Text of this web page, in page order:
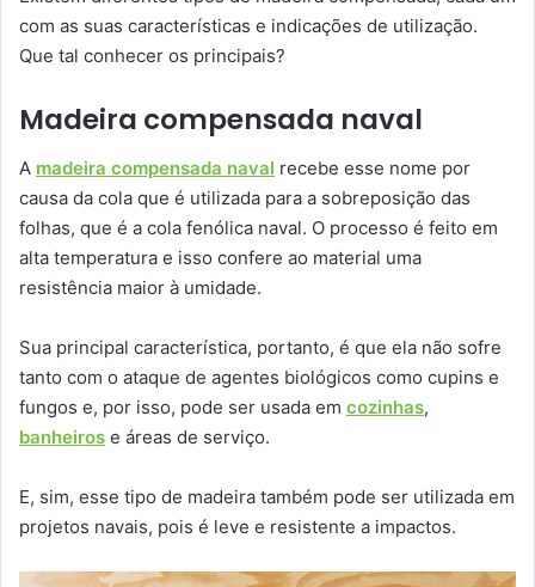
com as suas características e indicações de utilização.
Que tal conhecer os principais?
Madeira compensada naval
A madeira compensada naval recebe esse nome por
causa da cola que é utilizada para a sobreposição das
folhas, que é a cola fenólica naval. O processo é feito em
alta temperatura e isso confere ao material uma
resistência maior à umidade.
Sua principal característica, portanto, é que ela não sofre
tanto com o ataque de agentes biológicos como cupins e
fungos e, por isso, pode ser usada em cozinhas,
banheiros e áreas de serviço.
E, sim, esse tipo de madeira também pode ser utilizada em
projetos navais, pois é leve e resistente a impactos.